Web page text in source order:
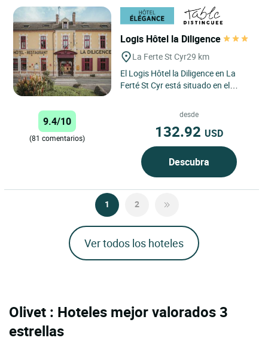
Logis Hôtel la Diligence
La Ferte St Cyr29 km
El Logis Hôtel la Diligence en La
Ferté St Cyr está situado en el
9.4/10
(81 comentarios)
desde
132.92 USD
Descubra
1 2
Ver todos los hoteles
Olivet : Hoteles mejor valorados 3
estrellas